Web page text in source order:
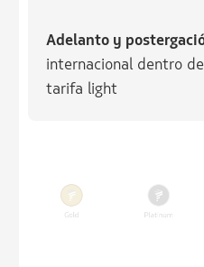
Adelanto y
internacional dentro
tarifa light